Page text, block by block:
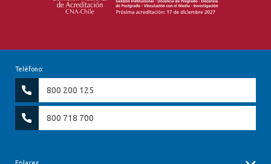
Teléfono:
800 200 125
800 718 700
Enlaces